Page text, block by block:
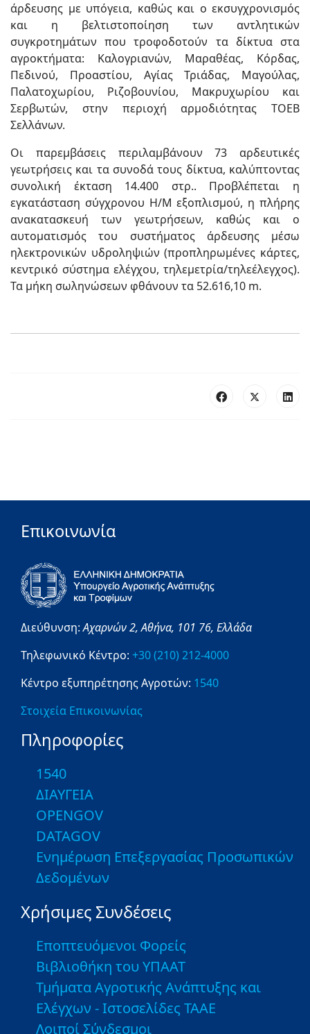
άρδευσης με υπόγεια, καθώς και ο εκσυγχρονισμός
και η βελτιστοποίηση των αντλητικών
συγκροτημάτων που τροφοδοτούν τα δίκτυα στα
αγροκτήματα: Καλογριανών, Μαραθέας, Κόρδας,
Πεδινού, Προαστίου, Αγίας Τριάδας, Μαγούλας,
Παλατοχωρίου, Ριζοβουνίου, Μακρυχωρίου και
Σερβωτών, στην περιοχή αρμοδιότητας ΤΟΕΒ
Σελλάνων.
Οι παρεμβάσεις περιλαμβάνουν 73 αρδευτικές
γεωτρήσεις και τα συνοδά τους δίκτυα, καλύπτοντας
συνολική έκταση 14.400 στρ.. Προβλέπεται η
εγκατάσταση σύγχρονου Η/Μ εξοπλισμού, η πλήρης
ανακατασκευή των γεωτρήσεων, καθώς και ο
αυτοματισμός του συστήματος άρδευσης μέσω
ηλεκτρονικών υδροληψιών (προπληρωμένες κάρτες,
κεντρικό σύστημα ελέγχου, τηλεμετρία/τηλεέλεγχος).
Τα μήκη σωληνώσεων φθάνουν τα 52.616,10 m.
Επικοινωνία
Διεύθυνση:Αχαρνών 2,Αθήνα, 101 76, Ελλάδα
Τηλεφωνικό Κέντρο: +30 (210) 212-4000
Κέντρο εξυπηρέτησης Αγροτών: 1540
Στοιχεία Επικοινωνίας
Πληροφορίες
1540
ΔΙΑΥΓΕΙΑ
OPENGOV
DATAGOV
Ενημέρωση Επεξεργασίας Προσωπικών
Δεδομένων
Χρήσιμες Συνδέσεις
Εποπτευόμενοι Φορείς
Βιβλιοθήκη του ΥΠΑΑΤ
Τμήματα Αγροτικής Ανάπτυξης και
Ελέγχων - Ιστοσελίδες ΤΑΑΕ
Λοιποί Σύνδεσμοι